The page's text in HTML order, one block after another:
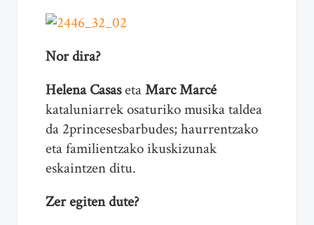
Nor dira?
Helena CasasetaMarc Marcé
kataluniarrek osaturiko musika taldea
da 2princesesbarbudes; haurrentzako
eta familientzako ikuskizunak
eskaintzen ditu.
Zer egiten dute?